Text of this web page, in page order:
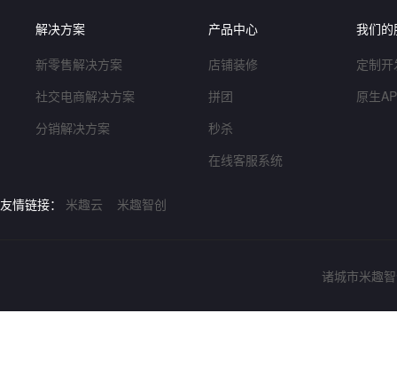
解决方案
新零售解决方案
社交电商解决方案
分销解决方案
产品中心
店铺装修
拼团
秒杀
在线客服系统
我们的
定制
原生
友情链接： 米趣云 米趣智创
诸城市米趣